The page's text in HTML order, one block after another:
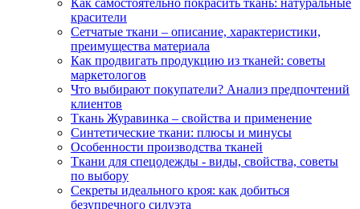
красители
Сетчатые ткани – описание, характеристики,
преимущества материала
Как продвигать продукцию из тканей: советы
маркетологов
Что выбирают покупатели? Анализ предпочтений
клиентов
Ткань Журавинка – свойства и применение
Синтетические ткани: плюсы и минусы
Особенности производства тканей
Ткани для спецодежды - виды, свойства, советы
по выбору
Секреты идеального кроя: как добиться
безупречного силуэта